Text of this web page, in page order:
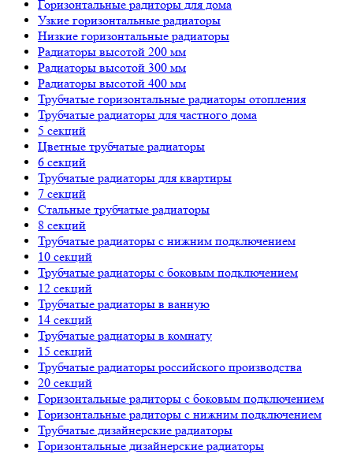
Горизонтальные радиторы для дома
Узкие горизонтальные радиаторы
Низкие горизонтальные радиаторы
Радиаторы высотой 200 мм
Радиаторы высотой 300 мм
Радиаторы высотой 400 мм
Трубчатые горизонтальные радиаторы отопления
Трубчатые радиаторы для частного дома
5 секций
Цветные трубчатые радиаторы
6 секций
Трубчатые радиаторы для квартиры
7 секций
Стальные трубчатые радиаторы
8 секций
Трубчатые радиаторы с нижним подключением
10 секций
Трубчатые радиаторы с боковым подключением
12 секций
Трубчатые радиаторы в ванную
14 секций
Трубчатые радиаторы в комнату
15 секций
Трубчатые радиаторы российского производства
20 секций
Горизонтальные радиторы с боковым подключением
Горизонтальные радиторы с нижним подключением
Трубчатые дизайнерские радиаторы
Горизонтальные дизайнерские радиаторы